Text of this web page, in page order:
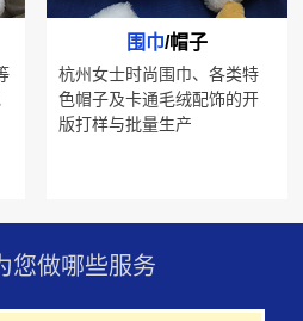
围巾/帽子
杭州女士时尚围巾、各类特
色帽子及卡通毛绒配饰的开
版打样与批量生产
您做哪些服务